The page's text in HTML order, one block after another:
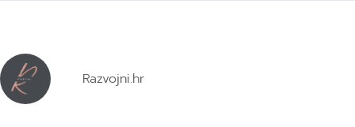
Razvojni.hr